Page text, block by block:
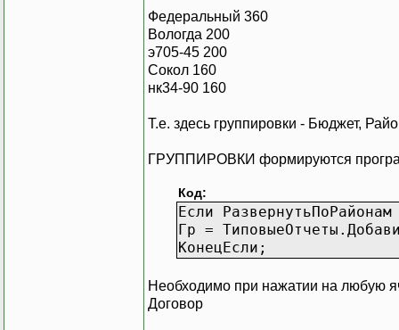
Федеральный 360
Вологда 200
э705-45 200
Сокол 160
нк34-90 160
Т.е. здесь группировки - Бюджет,
ГРУППИРОВКИ формируются
Код:
Если РазвернутьПоРайонам
Гр =
КонецЕсли;
Необходимо при нажатии на любую
Договор